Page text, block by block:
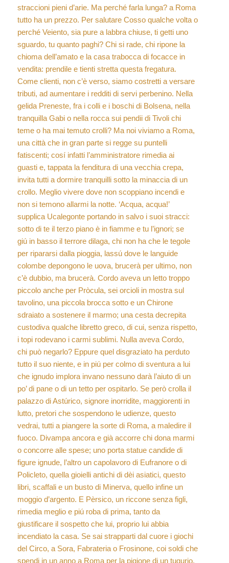
straccioni pieni d’arie. Ma perché farla lunga? a Roma
tutto ha un prezzo. Per salutare Cosso qualche volta o
perché Veiento, sia pure a labbra chiuse, ti getti uno
sguardo, tu quanto paghi? Chi si rade, chi ripone la
chioma dell’amato e la casa trabocca di focacce in
vendita: prendile e tienti stretta questa fregatura.
Come clienti, non c’è verso, siamo costretti a versare
tributi, ad aumentare i redditi di servi perbenino. Nella
gelida Preneste, fra i colli e i boschi di Bolsena, nella
tranquilla Gabi o nella rocca sui pendii di Tivoli chi
teme o ha mai temuto crolli? Ma noi viviamo a Roma,
una città che in gran parte si regge su puntelli
fatiscenti; cosí infatti l’amministratore rimedia ai
guasti e, tappata la fenditura di una vecchia crepa,
invita tutti a dormire tranquilli sotto la minaccia di un
crollo. Meglio vivere dove non scoppiano incendi e
non si temono allarmi la notte. ‘Acqua, acqua!’
supplica Ucalegonte portando in salvo i suoi stracci:
sotto di te il terzo piano è in fiamme e tu l’ignori; se
giú in basso il terrore dilaga, chi non ha che le tegole
per ripararsi dalla pioggia, lassú dove le languide
colombe depongono le uova, brucerà per ultimo, non
c’è dubbio, ma brucerà. Cordo aveva un letto troppo
piccolo anche per Pròcula, sei orcioli in mostra sul
tavolino, una piccola brocca sotto e un Chirone
sdraiato a sostenere il marmo; una cesta decrepita
custodiva qualche libretto greco, di cui, senza rispetto,
i topi rodevano i carmi sublimi. Nulla aveva Cordo,
chi può negarlo? Eppure quel disgraziato ha perduto
tutto il suo niente, e in piú per colmo di sventura a lui
che ignudo implora invano nessuno darà l’aiuto di un
po’ di pane o di un tetto per ospitarlo. Se però crolla il
palazzo di Astúrico, signore inorridite, maggiorenti in
lutto, pretori che sospendono le udienze, questo
vedrai, tutti a piangere la sorte di Roma, a maledire il
fuoco. Divampa ancora e già accorre chi dona marmi
o concorre alle spese; uno porta statue candide di
figure ignude, l’altro un capolavoro di Eufranore o di
Policleto, quella gioielli antichi di dèi asiatici, questo
libri, scaffali e un busto di Minerva, quello infine un
moggio d’argento. E Pèrsico, un riccone senza figli,
rimedia meglio e piú roba di prima, tanto da
giustificare il sospetto che lui, proprio lui abbia
incendiato la casa. Se sai strapparti dal cuore i giochi
del Circo, a Sora, Fabrateria o Frosinone, coi soldi che
spendi in un anno a Roma per la pigione di un tugurio,